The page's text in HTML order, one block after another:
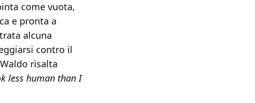
come vuota,
e pronta a
alcuna
contro il
risalta
less human than I